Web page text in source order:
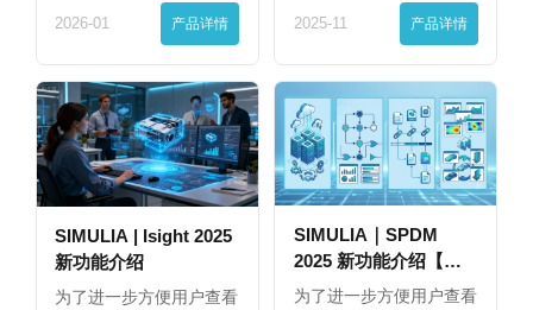
2026-01 产品详情 2025-11 产品详情
SIMULIA | Isight 2025
新功能介绍
为了进一步方便用户查看
SIMULIA｜SPDM
2025 新功能介绍【下
篇】
为了进一步方便用户查看